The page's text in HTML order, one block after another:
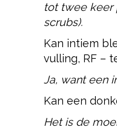
tot twee keer
scrubs).
Kan intiem
vulling, RF –
Ja, want een
Kan een
Het is de